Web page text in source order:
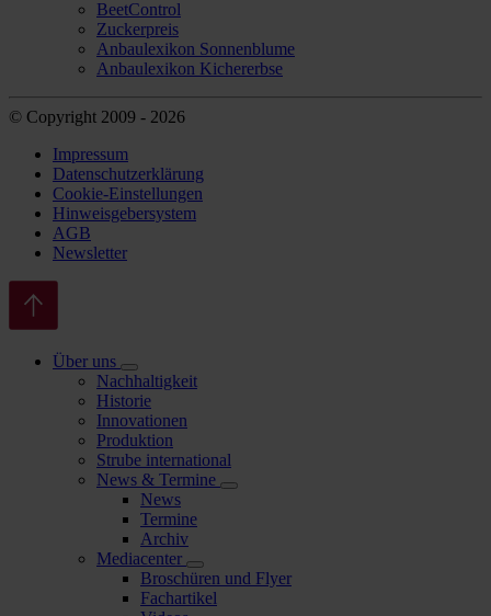
BeetControl
Zuckerpreis
Anbaulexikon Sonnenblume
Anbaulexikon Kichererbse
© Copyright 2009 - 2026
Impressum
Datenschutzerklärung
Cookie-Einstellungen
Hinweisgebersystem
AGB
Newsletter
Über uns
Nachhaltigkeit
Historie
Innovationen
Produktion
Strube international
News & Termine
News
Termine
Archiv
Mediacenter
Broschüren und Flyer
Fachartikel